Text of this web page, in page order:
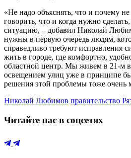
«Не надо объяснять, что и почему
говорить, что и когда нужно
ситуацию, – добавил Николай
нужны в первую очередь людям,
справедливо требуют исправления
жить в городе, где комфортно,
областной центр. Мы живем в 21-м
освещением улиц уже в принципе
решения этой проблемы тоже очень
Николай Любимов правительство
Читайте нас в соцсетях